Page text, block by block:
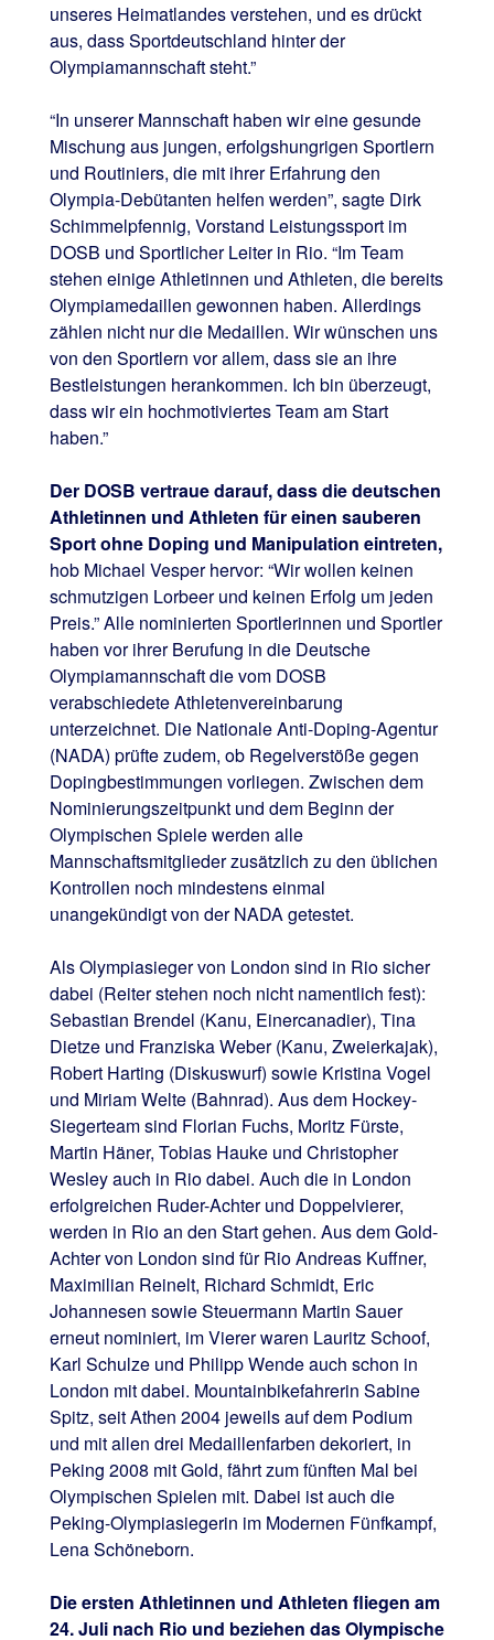
unseres Heimatlandes verstehen, und es drückt
aus, dass Sportdeutschland hinter der
Olympiamannschaft steht.”
“In unserer Mannschaft haben wir eine gesunde
Mischung aus jungen, erfolgshungrigen Sportlern
und Routiniers, die mit ihrer Erfahrung den
Olympia-Debütanten helfen werden”, sagte Dirk
Schimmelpfennig, Vorstand Leistungssport im
DOSB und Sportlicher Leiter in Rio. “Im Team
stehen einige Athletinnen und Athleten, die bereits
Olympiamedaillen gewonnen haben. Allerdings
zählen nicht nur die Medaillen. Wir wünschen uns
von den Sportlern vor allem, dass sie an ihre
Bestleistungen herankommen. Ich bin überzeugt,
dass wir ein hochmotiviertes Team am Start
haben.”
Der DOSB vertraue darauf, dass die deutschen
Athletinnen und Athleten für einen sauberen
Sport ohne Doping und Manipulation eintreten,
hob Michael Vesper hervor: “Wir wollen keinen
schmutzigen Lorbeer und keinen Erfolg um jeden
Preis.” Alle nominierten Sportlerinnen und Sportler
haben vor ihrer Berufung in die Deutsche
Olympiamannschaft die vom DOSB
verabschiedete Athletenvereinbarung
unterzeichnet. Die Nationale Anti-Doping-Agentur
(NADA) prüfte zudem, ob Regelverstöße gegen
Dopingbestimmungen vorliegen. Zwischen dem
Nominierungszeitpunkt und dem Beginn der
Olympischen Spiele werden alle
Mannschaftsmitglieder zusätzlich zu den üblichen
Kontrollen noch mindestens einmal
unangekündigt von der NADA getestet.
Als Olympiasieger von London sind in Rio sicher
dabei (Reiter stehen noch nicht namentlich fest):
Sebastian Brendel (Kanu, Einercanadier), Tina
Dietze und Franziska Weber (Kanu, Zweierkajak),
Robert Harting (Diskuswurf) sowie Kristina Vogel
und Miriam Welte (Bahnrad). Aus dem Hockey-
Siegerteam sind Florian Fuchs, Moritz Fürste,
Martin Häner, Tobias Hauke und Christopher
Wesley auch in Rio dabei. Auch die in London
erfolgreichen Ruder-Achter und Doppelvierer,
werden in Rio an den Start gehen. Aus dem Gold-
Achter von London sind für Rio Andreas Kuffner,
Maximilian Reinelt, Richard Schmidt, Eric
Johannesen sowie Steuermann Martin Sauer
erneut nominiert, im Vierer waren Lauritz Schoof,
Karl Schulze und Philipp Wende auch schon in
London mit dabei. Mountainbikefahrerin Sabine
Spitz, seit Athen 2004 jeweils auf dem Podium
und mit allen drei Medaillenfarben dekoriert, in
Peking 2008 mit Gold, fährt zum fünften Mal bei
Olympischen Spielen mit. Dabei ist auch die
Peking-Olympiasiegerin im Modernen Fünfkampf,
Lena Schöneborn.
Die ersten Athletinnen und Athleten fliegen am
24. Juli nach Rio und beziehen das Olympische